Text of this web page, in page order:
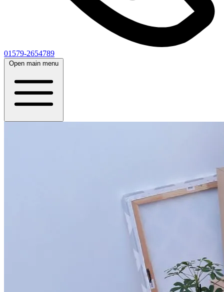
01579-2654789
Open main menu